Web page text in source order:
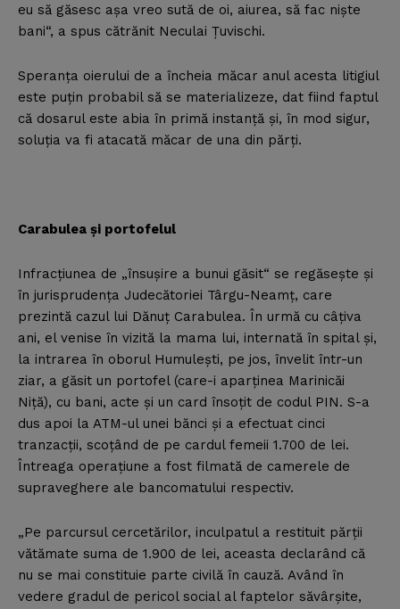
eu să găsesc aşa vreo sută de oi, aiurea, să fac nişte
bani“, a spus cătrănit Neculai Ţuvischi.
Speranţa oierului de a încheia măcar anul acesta litigiul
este puţin probabil să se materializeze, dat fiind faptul
că dosarul este abia în primă instanţă şi, în mod sigur,
soluţia va fi atacată măcar de una din părţi.
Carabulea şi portofelul
Infracţiunea de „însuşire a bunui găsit“ se regăseşte şi
în jurisprudenţa Judecătoriei Târgu-Neamţ, care
prezintă cazul lui Dănuţ Carabulea. În urmă cu câţiva
ani, el venise în vizită la mama lui, internată în spital şi,
la intrarea în oborul Humuleşti, pe jos, învelit într-un
ziar, a găsit un portofel (care-i aparţinea Marinicăi
Niţă), cu bani, acte şi un card însoţit de codul PIN. S-a
dus apoi la ATM-ul unei bănci şi a efectuat cinci
tranzacţii, scoţând de pe cardul femeii 1.700 de lei.
Întreaga operaţiune a fost filmată de camerele de
supraveghere ale bancomatului respectiv.
„Pe parcursul cercetărilor, inculpatul a restituit părţii
vătămate suma de 1.900 de lei, aceasta declarând că
nu se mai constituie parte civilă în cauză. Având în
vedere gradul de pericol social al faptelor săvârşite,